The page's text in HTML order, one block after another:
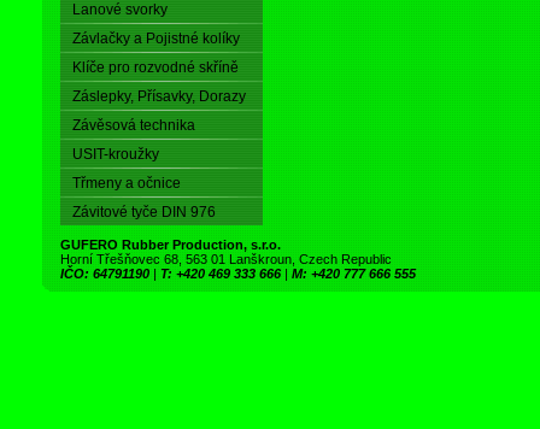
Lanové svorky
Závlačky a Pojistné kolíky
Klíče pro rozvodné skříně
Záslepky, Přísavky, Dorazy
Závěsová technika
USIT-kroužky
Třmeny a očnice
Závitové tyče DIN 976
GUFERO Rubber Production, s.r.o.
Horní Třešňovec 68, 563 01 Lanškroun, Czech Republic
IČO: 64791190 | T: +420 469 333 666 | M: +420 777 666 555